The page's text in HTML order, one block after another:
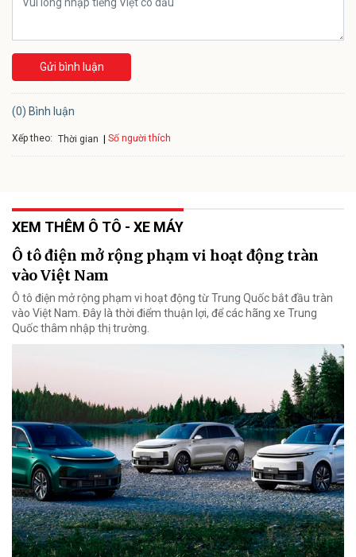
Gửi bình luận
(0) Bình luận
Xếp theo: Thời gian Số người thích
XEM THÊM Ô TÔ - XE MÁY
Ô tô điện mở rộng phạm vi hoạt động tràn
vào Việt Nam
Ô tô điện mở rộng phạm vi hoạt động từ Trung Quốc bắt đầu tràn
vào Việt Nam. Đây là thời điểm thuận lợi, để các hãng xe Trung
Quốc thâm nhập thị trường.